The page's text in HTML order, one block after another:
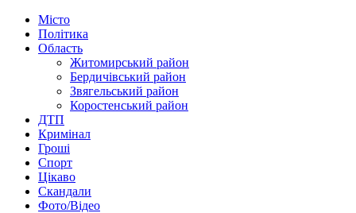
Місто
Політика
Область
Житомирський район
Бердичівський район
Звягельський район
Коростенський район
ДТП
Кримінал
Гроші
Спорт
Цікаво
Скандали
Фото/Відео